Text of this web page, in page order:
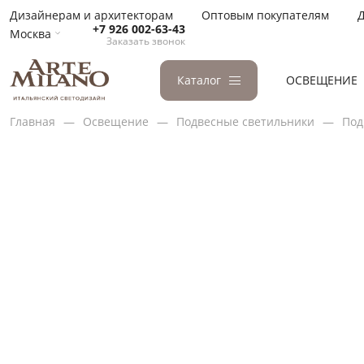
Дизайнерам и архитекторам Оптовым покупателям
Москва
+7 926 002-63-43
Заказать звонок
Каталог ОСВЕЩЕНИЕ
Главная Освещение Подвесные светильники